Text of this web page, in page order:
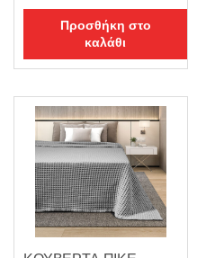
Προσθήκη στο
καλάθι